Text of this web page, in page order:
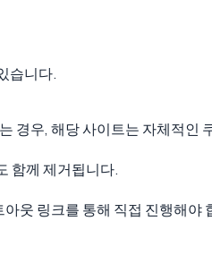
습니다.
경우, 해당 사이트는 자체적인
함께 제거됩니다.
웃 링크를 통해 직접 진행해야